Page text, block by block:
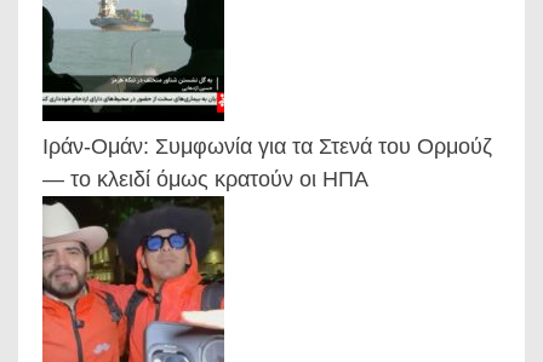
Ιράν-Ομάν: Συμφωνία για τα Στενά του Ορμούζ
— το κλειδί όμως κρατούν οι ΗΠΑ